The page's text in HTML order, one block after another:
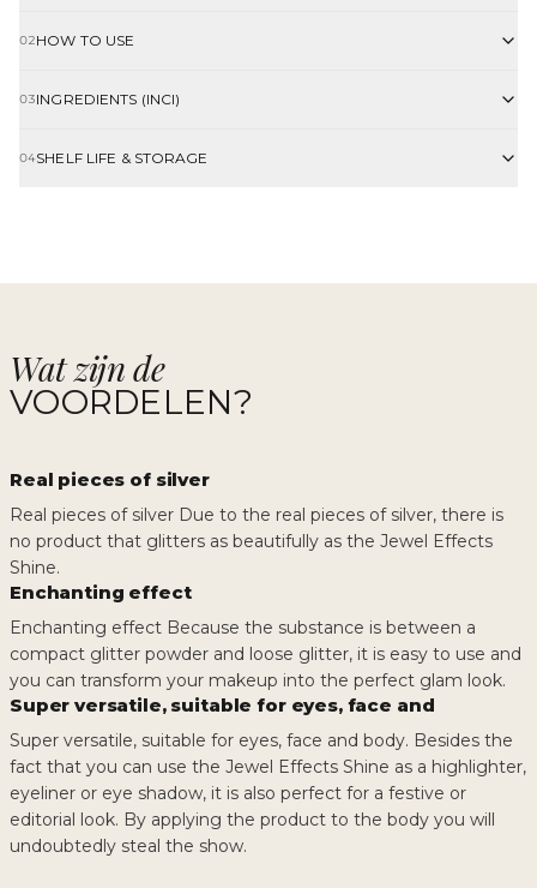
02HOW TO USE
03INGREDIENTS (INCI)
04SHELF LIFE & STORAGE
Wat zijn de
VOORDELEN?
Real pieces of silver
Real pieces of silver Due to the real pieces of silver, there is
no product that glitters as beautifully as the Jewel Effects
Shine.
Enchanting effect
Enchanting effect Because the substance is between a
compact glitter powder and loose glitter, it is easy to use and
you can transform your makeup into the perfect glam look.
Super versatile, suitable for eyes, face and
Super versatile, suitable for eyes, face and body. Besides the
fact that you can use the Jewel Effects Shine as a highlighter,
eyeliner or eye shadow, it is also perfect for a festive or
editorial look. By applying the product to the body you will
undoubtedly steal the show.